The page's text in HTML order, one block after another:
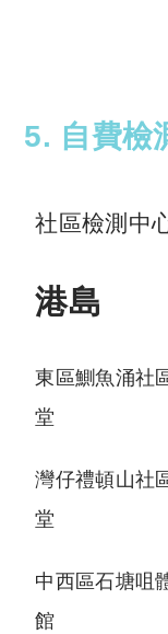
5. 自費檢
社區檢測中
港島
東區鰂魚涌社
堂
灣仔禮頓山社
堂
中西區石塘咀
館